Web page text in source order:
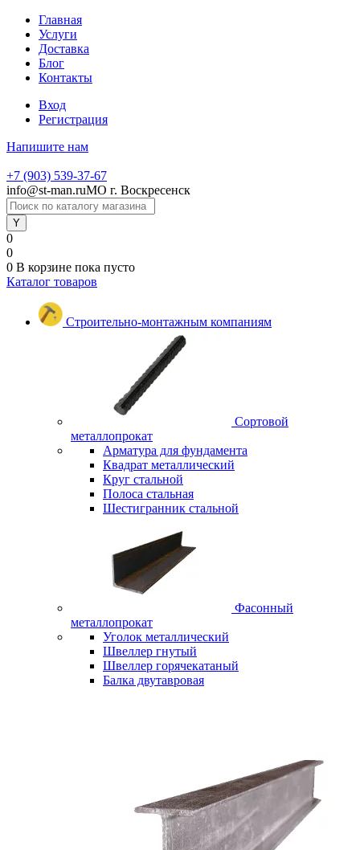
Главная
Услуги
Доставка
Блог
Контакты
Вход
Регистрация
Напишите нам
+7 (903) 539-37-67
info@st-man.ruМО г. Воскресенск
0
0
0 В корзине пока пусто
Каталог товаров
Строительно-монтажным компаниям
Сортовой
металлопрокат
Арматура для фундамента
Квадрат металлический
Круг стальной
Полоса стальная
Шестигранник стальной
Фасонный
металлопрокат
Уголок металлический
Швеллер гнутый
Швеллер горячекатаный
Балка двутавровая